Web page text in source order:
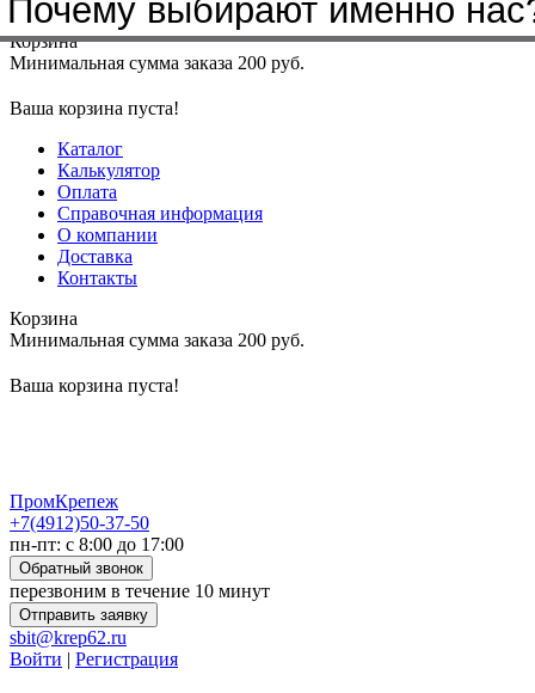
Меню+7(4912)50-37-50sbit@krep62.ru
Корзина
Минимальная сумма заказа 200 руб.
Ваша корзина пуста!
Каталог
Калькулятор
Оплата
Справочная информация
О компании
Доставка
Контакты
Корзина
Минимальная сумма заказа 200 руб.
Ваша корзина пуста!
ПромКрепеж
+7(4912)50-37-50
пн-пт: с 8:00 до 17:00
Обратный звонок
перезвоним в течение 10 минут
Отправить заявку
sbit@krep62.ru
Войти | Регистрация
Почему выбирают именно